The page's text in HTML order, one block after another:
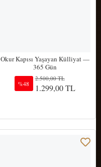
Okur Kapısı Yaşayan Külliyat —
365 Gün
%48
2.500,00 TL
1.299,00 TL